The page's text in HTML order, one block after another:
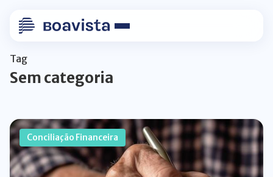
Tag
Sem categoria
Conciliação Financeira